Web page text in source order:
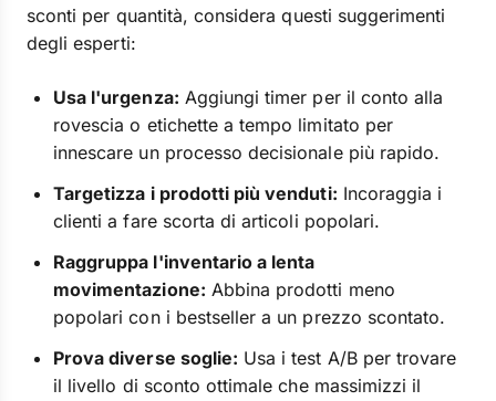
sconti per quantità, considera questi suggerimenti
degli esperti:
Usa l'urgenza: Aggiungi timer per il conto alla
rovescia o etichette a tempo limitato per
innescare un processo decisionale più rapido.
Targetizza i prodotti più venduti: Incoraggia i
clienti a fare scorta di articoli popolari.
Raggruppa l'inventario a lenta
movimentazione: Abbina prodotti meno
popolari con i bestseller a un prezzo scontato.
Prova diverse soglie: Usa i test A/B per trovare
il livello di sconto ottimale che massimizzi il